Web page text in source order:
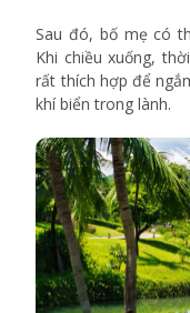
Sau đó, bố mẹ có
Khi chiều xuống,
rất thích hợp để
khí biển trong lành.